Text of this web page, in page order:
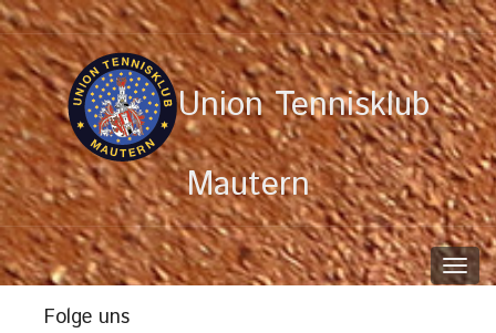
Union Tennisklub
Mautern
Folge uns